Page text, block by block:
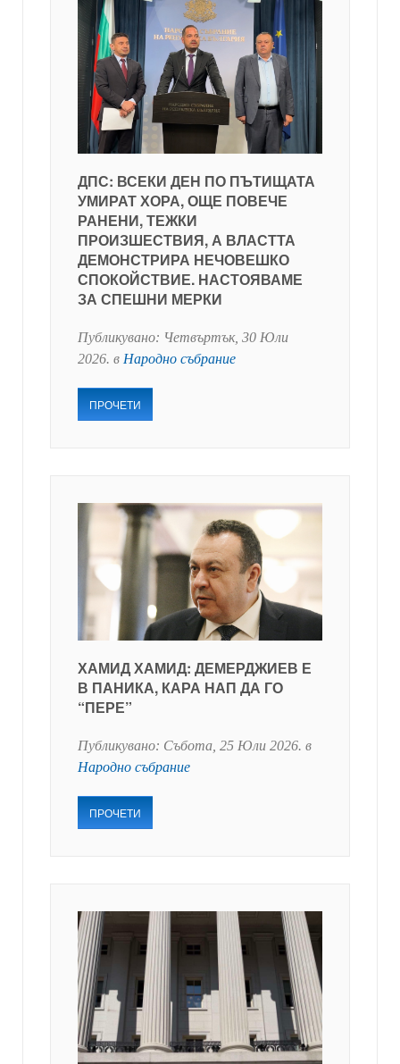
ДПС: ВСЕКИ ДЕН ПО ПЪТИЩАТА
УМИРАТ ХОРА, ОЩЕ ПОВЕЧЕ
РАНЕНИ, ТЕЖКИ
ПРОИЗШЕСТВИЯ, А ВЛАСТТА
ДЕМОНСТРИРА НЕЧОВЕШКО
СПОКОЙСТВИЕ. НАСТОЯВАМЕ
ЗА СПЕШНИ МЕРКИ
Публикувано: Четвъртък, 30 Юли
2026. в Народно събрание
ПРОЧЕТИ
ХАМИД ХАМИД: ДЕМЕРДЖИЕВ Е
В ПАНИКА, КАРА НАП ДА ГО
“ПЕРЕ”
Публикувано: Събота, 25 Юли 2026. в
Народно събрание
ПРОЧЕТИ